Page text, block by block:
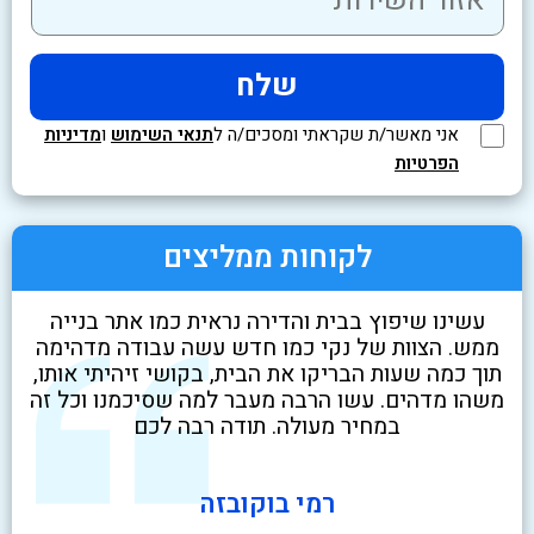
אני מאשר/ת שקראתי ומסכים/ה לתנאי השימוש ומדיניות
הפרטיות
לקוחות ממליצים
עשינו שיפוץ בבית והדירה נראית כמו אתר בנייה
ממש. הצוות של נקי כמו חדש עשה עבודה מדהימה
תוך כמה שעות הבריקו את הבית, בקושי זיהיתי אותו,
משהו מדהים. עשו הרבה מעבר למה שסיכמנו וכל זה
במחיר מעולה. תודה רבה לכם
רמי בוקובזה